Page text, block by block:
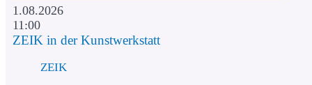
1.08.2026
11:00
ZEIK in der Kunstwerkstatt
ZEIK